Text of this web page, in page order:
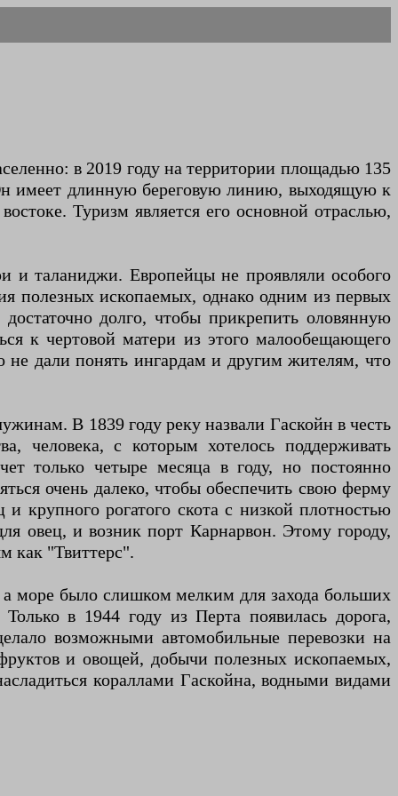
в 2019 году на территории площадью 135
имеет длинную береговую линию, выходящую к
Туризм является его основной отраслью,
и таланиджи. Европейцы не проявляли особого
полезных ископаемых, однако одним из первых
долго, чтобы прикрепить оловянную
к чертовой матери из этого малообещающего
дали понять ингардам и другим жителям, что
В 1839 году реку назвали Гаскойн в честь
человека, с которым хотелось поддерживать
только четыре месяца в году, но постоянно
очень далеко, чтобы обеспечить свою ферму
крупного рогатого скота с низкой плотностью
овец, и возник порт Карнарвон. Этому городу,
как "Твиттерс".
а море было слишком мелким для захода больших
в 1944 году из Перта появилась дорога,
возможными автомобильные перевозки на
и овощей, добычи полезных ископаемых,
кораллами Гаскойна, водными видами